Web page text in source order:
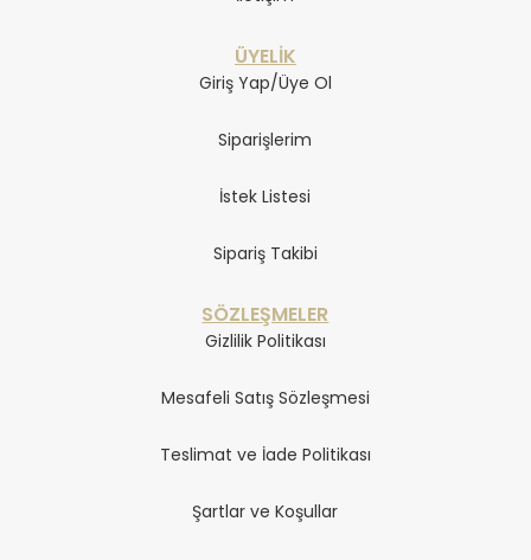
ÜYELİK
Giriş Yap/Üye Ol
Siparişlerim
İstek Listesi
Sipariş Takibi
SÖZLEŞMELER
Gizlilik Politikası
Mesafeli Satış Sözleşmesi
Teslimat ve İade Politikası
Şartlar ve Koşullar